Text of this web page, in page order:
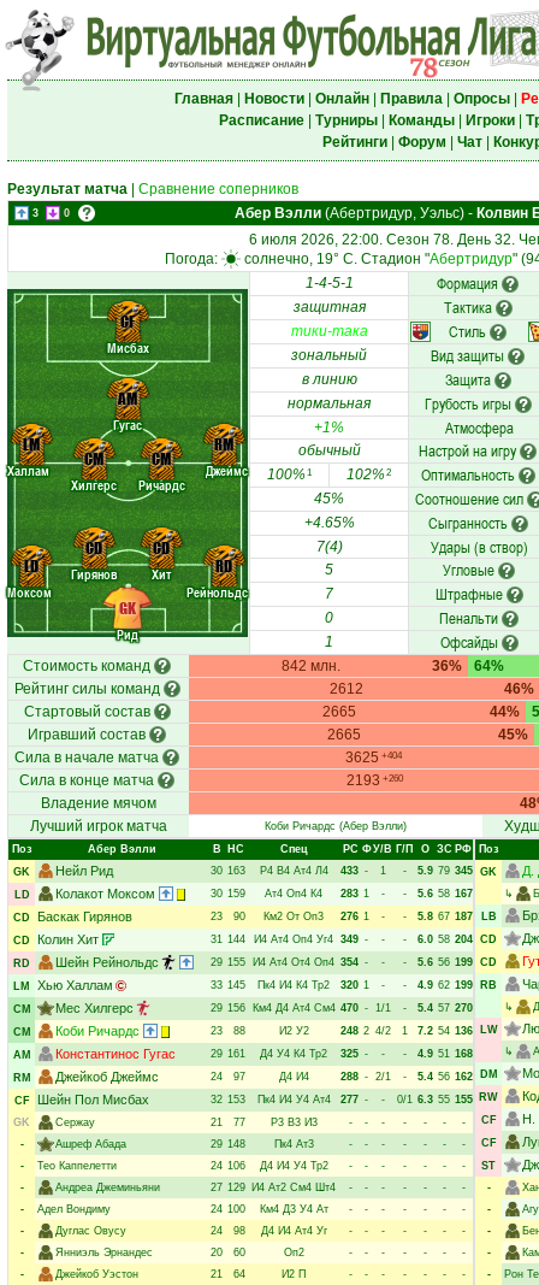
Главная| Новости| Онлайн| Правила| Опросы|
Расписание| Турниры| Команды| Игроки|
Рейтинги| Форум Чат|
Результат матча Сравнение соперников
3 0 Абер Вэлли(Абертридур, Уэльс)- Колвин
6 июля 2026, 22:00. Сезон 78. День 32.
Погода:
солнечно, 19° C. Стадион "Абертридур"
Рид
Моксом
Гирянов
Хит
Рейнольдс
Халлам
Хилгерс
Ричардс
Гугас
Джеймс
Мисбах
GK
LD
CD
CD
RD
LM
CM CM
AM
RM
CF
1-4-5-1 Формация
защитная Тактика
тики-така Стиль
зональный Вид защиты
в линию Защита
нормальная Грубость игры
+1% Атмосфера
обычный Настрой на игру
100%1 102%2 Оптимальность
45% Соотношение сил
+4.65% Сыгранность
7(4) Удары (в створ)
5 Угловые
7 Штрафные
0 Пенальти
1 Офсайды
Стоимость команд 842 млн. 36%
64%
Рейтинг силы команд
2612
46%
Стартовый состав
2665 44%
Игравший состав
2665
45%
Сила в начале матча
3625 +404
Сила в конце матча 2193 +260
Владение мячом
Лучший игрок матча
Коби Ричардс (Абер Вэлли)
Поз Абер Вэлли В НC Спец РC ФУ/В Г/П О ЗС РФ
GK
Нейл Рид 30 163 Р4 В4 Ат4 Л4 433 - 1 - 5.9 79 345
LD
Колакот Моксом 30 159 Ат4 Оп4 К4 283 1 - - 5.6 58 167
CD Баскак Гирянов 23 90 Км2 От Оп3 276 1 - - 5.8 67 187
CD
Колин Хит 31 144 И4 Ат4 Оп4 Уг4 349 - - - 6.0 58 204
RD
Шейн Рейнольдс 29 155 И4 Ат4 От4 Оп4 354 - - - 5.6 56 199
LM
Хью Халлам 33 145 Пк4 И4 К4 Тр2 320 1 - - 4.9 62 199
CM
Мес Хилгерс 29 156 Км4 Д4 Ат4 См4 470 - 1/1 - 5.4 57 270
CM
Коби Ричардс 23 88 И2 У2 248 2 4/2 1 7.2 54 136
AM
Константинос Гугас 29 161 Д4 У4 К4 Тр2 325 - - - 4.9 51 168
RM
Джейкоб Джеймс 24 97 Д4 И4 288 - 2/1 - 5.4 56 162
CF
Шейн Пол Мисбах 32 153 Пк4 И4 У4 Ат4 277 - - 0/1 6.3 55 155
GK
Сержау 21 77 Р3 В3 И3 - - - - - -
-
-
Ашреф Абада 29 148 Пк4 Ат3 - - - - - -
-
-
Тео Каппелетти 24 106 Д4 И4 У4 Тр2 - - - - - -
-
-
Андреа Джеминьяни 27 129 И4 Ат2 См4 Шт4 - - - - - -
-
-
Адел Вондиму 24 100 Км4 Д3 У4 Ат - - - - - -
-
-
Дуглас Овусу 24 98 Д4 И4 Ат4 Уг - - - - - -
-
-
Янниэль Эрнандес 20 60 Оп2 - - - - - -
-
-
Джейкоб Уэстон 21 64 И2 П - - - - - -
-
Поз
GK
Д.
↳
LB
CD
CD
RB
↳
LW
↳
DM
RW
CF Н.
CF
ST
-
-
-
-
-
Рон